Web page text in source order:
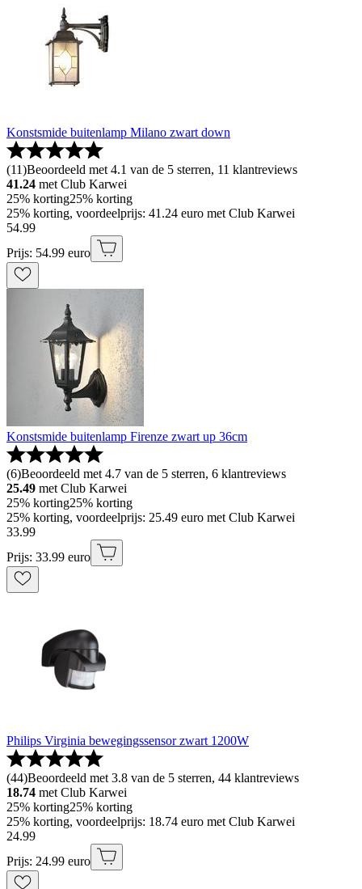
Konstsmide buitenlamp Milano zwart down
(11)Beoordeeld met 4.1 van de 5 sterren, 11 klantreviews
41.24 met Club Karwei
25% korting25% korting
25% korting, voordeelprijs: 41.24 euro met Club Karwei
54.99
Prijs: 54.99 euro
Konstsmide buitenlamp Firenze zwart up 36cm
(6)Beoordeeld met 4.7 van de 5 sterren, 6 klantreviews
25.49 met Club Karwei
25% korting25% korting
25% korting, voordeelprijs: 25.49 euro met Club Karwei
33.99
Prijs: 33.99 euro
Philips Virginia bewegingssensor zwart 1200W
(44)Beoordeeld met 3.8 van de 5 sterren, 44 klantreviews
18.74 met Club Karwei
25% korting25% korting
25% korting, voordeelprijs: 18.74 euro met Club Karwei
24.99
Prijs: 24.99 euro